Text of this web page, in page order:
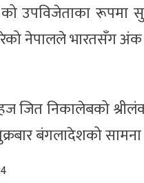
उपविजेताका रूपमा
नेपालले भारतसँग
जित निकालेबको
बंगलादेशको सामना